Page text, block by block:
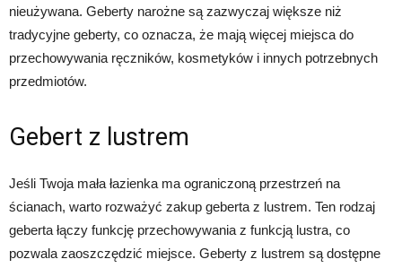
nieużywana. Geberty narożne są zazwyczaj większe niż
tradycyjne geberty, co oznacza, że mają więcej miejsca do
przechowywania ręczników, kosmetyków i innych potrzebnych
przedmiotów.
Gebert z lustrem
Jeśli Twoja mała łazienka ma ograniczoną przestrzeń na
ścianach, warto rozważyć zakup geberta z lustrem. Ten rodzaj
geberta łączy funkcję przechowywania z funkcją lustra, co
pozwala zaoszczędzić miejsce. Geberty z lustrem są dostępne